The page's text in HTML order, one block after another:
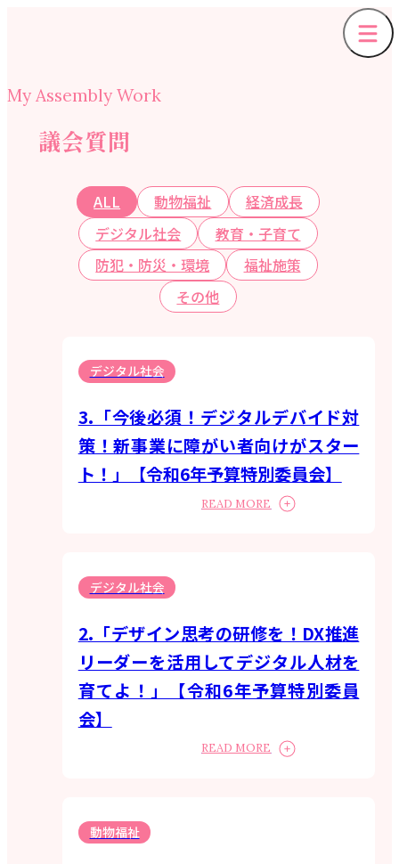
My Assembly Work
議会質問
ALL 動物福祉
経済成長
デジタル社会
教育・子育て
防犯・防災・環境
福祉施策
その他
デジタル社会
3.「今後必須！デジタルデバイド対
策！新事業に障がい者向けがスター
ト！」【令和6年予算特別委員会】
READ MORE
デジタル社会
2.「デザイン思考の研修を！DX推進
リーダーを活用してデジタル人材を
育てよ！」【令和6年予算特別委員
会】
READ MORE
動物福祉